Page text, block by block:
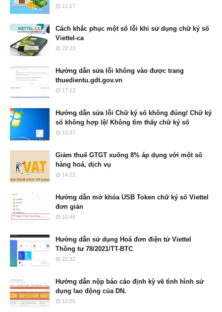
11:17
Cách khắc phục một số lỗi khi sử dụng chữ ký số
Viettel-ca
22:23
Hướng dẫn sửa lỗi không vào được trang
thuedientu.gdt.gov.vn
17:13
Hướng dẫn sửa lỗi Chữ ký số không đúng/ Chữ ký
số không hợp lệ/ Không tìm thấy chữ ký số
10:37
Giảm thuế GTGT xuống 8% áp dụng với một số
hàng hoá, dịch vụ
14:22
Hướng dẫn mở khóa USB Token chữ ký số Viettel
đơn giản
10:48
Hướng dẫn sử dụng Hoá đơn điện tử Viettel
Thông tư 78/2021/TT-BTC
22:32
Hướng dẫn nộp báo cáo định kỳ về tình hình sử
dụng lao động của DN.
10:55